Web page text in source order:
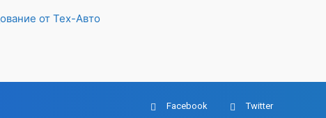
от Тех-Авто
Facebook Twitter